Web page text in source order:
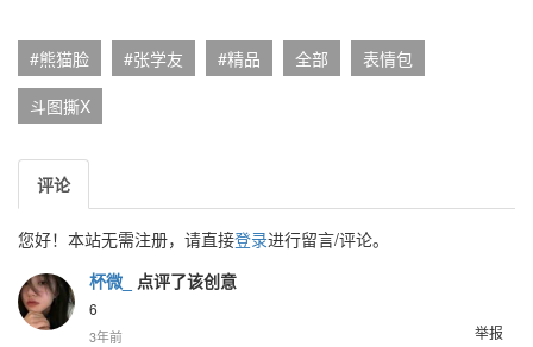
#熊猫脸 #张学友 #精品 全部
表情包
斗图撕X
评论
您好！本站无需注册，请直接登录进行留言/评论。
杯微_
点评了该创意
6
举报
3年前